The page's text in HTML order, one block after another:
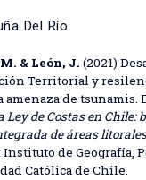
Del Río
& León, J. (2021)
Territorial y
amenaza de tsunamis.
Ley de Costas en Chile:
de áreas litorales
Instituto de Geografía,
Católica de Chile.